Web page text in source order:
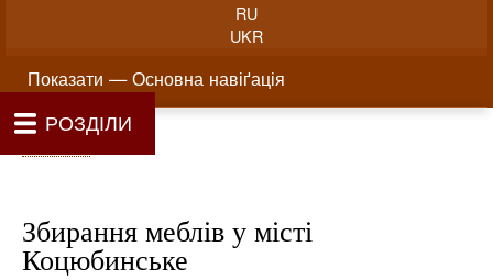
RU
UKR
Основна навіґація
Показати — Основна навіґація
Як проводиться замовлення меблів
Вартість виготовлення меблів
Рядок навіґації
Головна
Збирання меблів у місті
Коцюбинське
РОЗДІЛИ